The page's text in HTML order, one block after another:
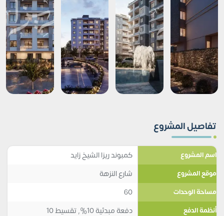
تفاصيل المشروع
اسم المشروع كمبوند ريزا الشيخ زايد
موقع المشروع شارع النزهة
مساحة الوحدات 60
أنظمة الدفع دفعة مبدئية 10%, تقسيط 10